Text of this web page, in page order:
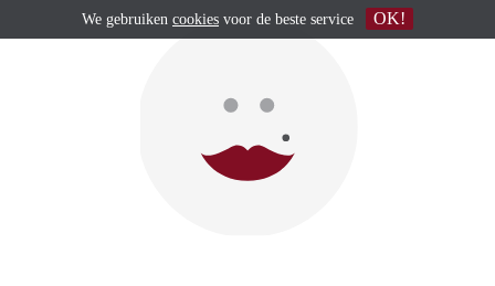
We gebruiken cookies voor de beste service OK!